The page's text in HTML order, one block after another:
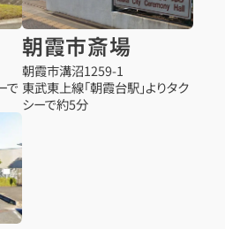
で
朝霞市斎場
朝霞市溝沼1259-1
東武東上線「朝霞台駅」よりタク
シーで約5分